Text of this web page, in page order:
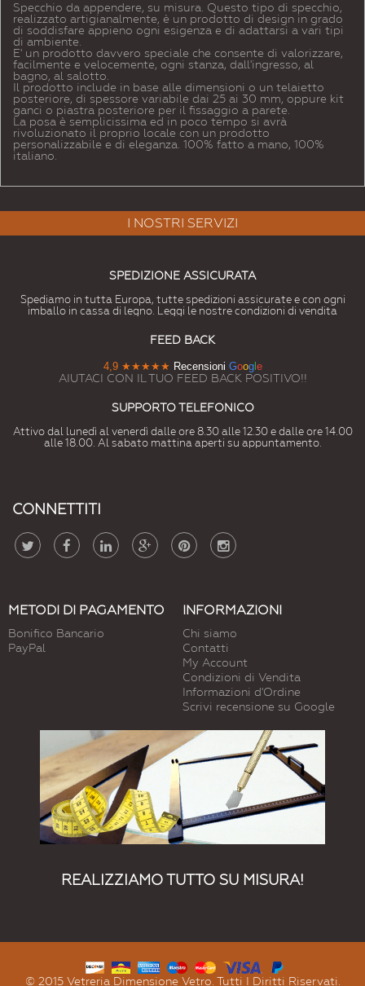
Specchio da appendere, su misura. Questo tipo di specchio,
realizzato artigianalmente, è un prodotto di design in grado
di soddisfare appieno ogni esigenza e di adattarsi a vari tipi
di ambiente.
E' un prodotto davvero speciale che consente di valorizzare,
facilmente e velocemente, ogni stanza, dall'ingresso, al
bagno, al salotto.
Il prodotto include in base alle dimensioni o un telaietto
posteriore, di spessore variabile dai 25 ai 30 mm, oppure kit
ganci o piastra posteriore per il fissaggio a parete.
La posa è semplicissima ed in poco tempo si avrà
rivoluzionato il proprio locale con un prodotto
personalizzabile e di eleganza. 100% fatto a mano, 100%
italiano.
I NOSTRI SERVIZI
SPEDIZIONE ASSICURATA
Spediamo in tutta Europa, tutte spedizioni assicurate e con ogni
imballo in cassa di legno. Leggi le nostre condizioni di vendita
FEED BACK
4,9 ★★★★★ Recensioni Googl e
AIUTACI CON IL TUO FEED BACK POSITIVO!!
SUPPORTO TELEFONICO
Attivo dal lunedì al venerdì dalle ore 8.30 alle 12.30 e dalle ore 14.00
alle 18.00. Al sabato mattina aperti su appuntamento.
CONNETTITI
METODI DI PAGAMENTO
Bonifico Bancario
PayPal
INFORMAZIONI
Chi siamo
Contatti
My Account
Condizioni di Vendita
Informazioni d'Ordine
Scrivi recensione su Google
REALIZZIAMO TUTTO SU MISURA!
© 2015 Vetreria Dimensione Vetro. Tutti I Diritti Riservati.